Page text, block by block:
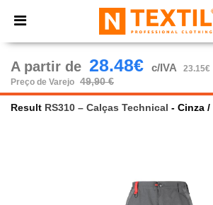
× App Ntextil
Melhores preços na app!
A partir de 28.48€ c/IVA 23.15€
Preço de Varejo 49,90 €
Result RS310 – Calças Technical - Cinza /